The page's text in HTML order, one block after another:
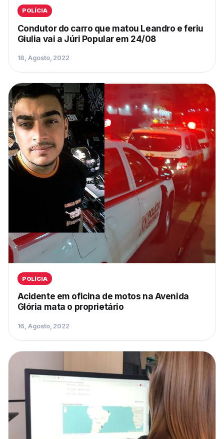
POLÍCIA
Condutor do carro que matou Leandro e feriu
Giulia vai a Júri Popular em 24/08
18, Agosto, 2022
POLÍCIA
Acidente em oficina de motos na Avenida
Glória mata o proprietário
16, Agosto, 2022